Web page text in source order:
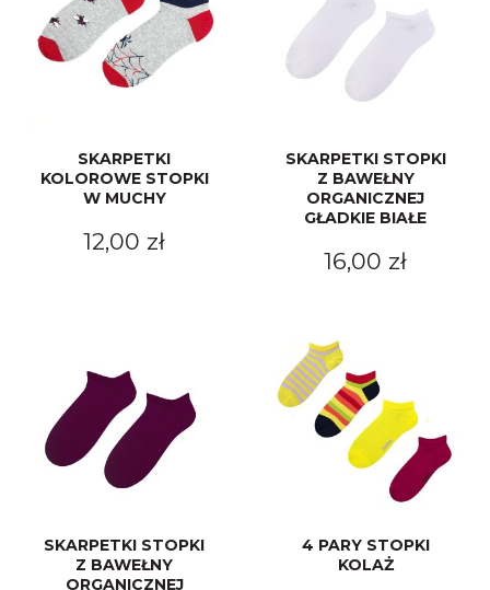
SKARPETKI
KOLOROWE STOPKI
W MUCHY
12,00 zł
SKARPETKI STOPKI
Z BAWEŁNY
ORGANICZNEJ
GŁADKIE BIAŁE
16,00 zł
SKARPETKI STOPKI
Z BAWEŁNY
ORGANICZNEJ
4 PARY STOPKI
KOLAŻ